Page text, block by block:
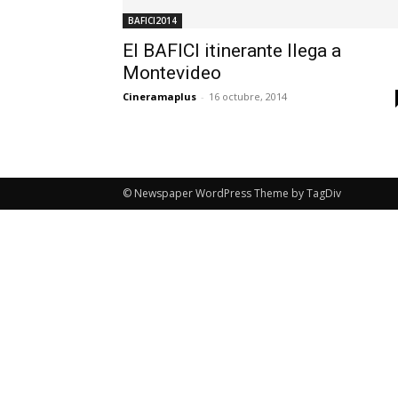
BAFICI2014
El BAFICI itinerante llega a
Montevideo
Cineramaplus - 16 octubre, 2014
© Newspaper WordPress Theme by TagDiv